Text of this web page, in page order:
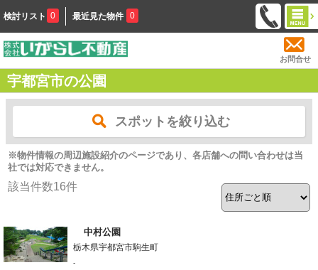
検討リスト 0 最近見た物件 0
お問合せ
宇都宮市の公園
スポットを絞り込む
※物件情報の周辺施設紹介のページであり、各店舗への問い合わせは当
社では対応できません。
該当件数16件
中村公園
栃木県宇都宮市駒生町
-